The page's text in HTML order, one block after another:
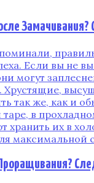
Замачивания?
Если вы не
могут
Хрустящие,
так же, как и
таре, в
хранить их в
максимальной